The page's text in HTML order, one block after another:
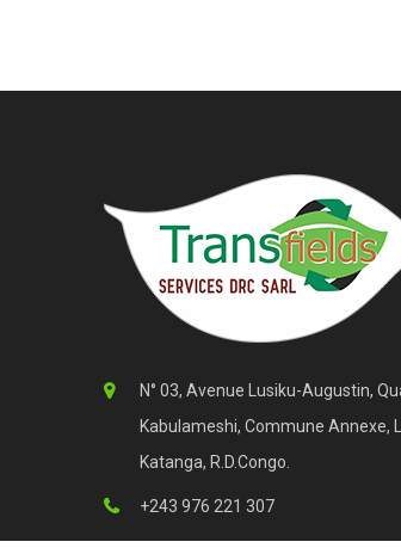
N° 03, Avenue Lusiku-Augustin,
Kabulameshi, Commune Annexe,
Katanga, R.D.Congo.
‎+243 976 221 307